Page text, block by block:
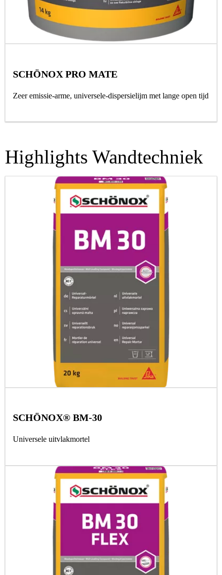
SCHÖNOX PRO MATE
Zeer emissie-arme, universele-dispersielijm met lange open tijd
Highlights Wandtechniek
SCHÖNOX® BM-30
Universele uitvlakmortel